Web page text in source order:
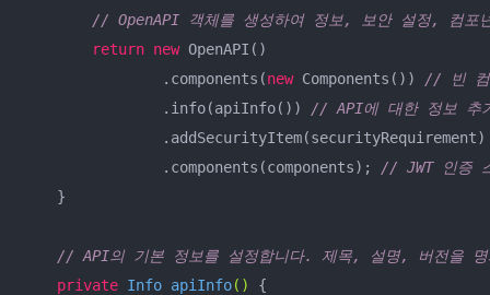
// OpenAPI 객체를 생성하여 정보, 보안 설정, 컴포
return new OpenAPI()
                .components(
new Components()) // 빈 컴
                .info(apiInfo())
// API에 대한 정보 추
                .components(components);
// JWT 인증
    }
// API의 기본 정보를 설정합니다. 제목, 설명, 버전을 명
private Info apiInfo() {